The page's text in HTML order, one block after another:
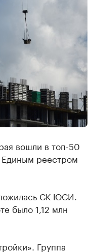
вошли в топ-50
Единым реестром
СК ЮСИ.
было 1,12 млн
Группа